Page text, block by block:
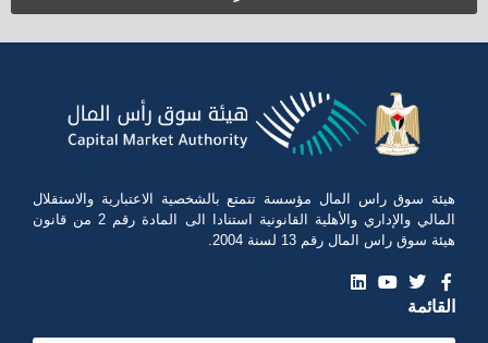
هيئة سوق راس المال مؤسسة تتمتع بالشخصية الاعتبارية والاستقلال
المالي والإداري والأهلية القانونية استنادا الى المادة رقم 2 من قانون
هيئة سوق راس المال رقم 13 لسنة 2004.
القائمة